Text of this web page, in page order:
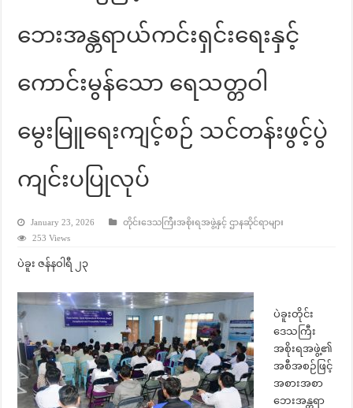
ဘေးအန္တရာယ်ကင်းရှင်းရေးနှင့်
ကောင်းမွန်သော ရေသတ္တဝါ
မွေးမြူရေးကျင့်စဉ် သင်တန်းဖွင့်ပွဲ
ကျင်းပပြုလုပ်
January 23, 2026
တိုင်းဒေသကြီးအစိုးရအဖွဲ့နှင့် ဌာနဆိုင်ရာများ
253 Views
ပဲခူး ဇန်နဝါရီ ၂၃
ပဲခူးတိုင်း
ဒေသကြီး
အစိုးရအဖွဲ့၏
အစီအစဉ်ဖြင့်
အစားအစာ
ဘေးအန္တရာ